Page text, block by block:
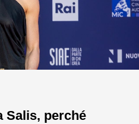
Salis, perché